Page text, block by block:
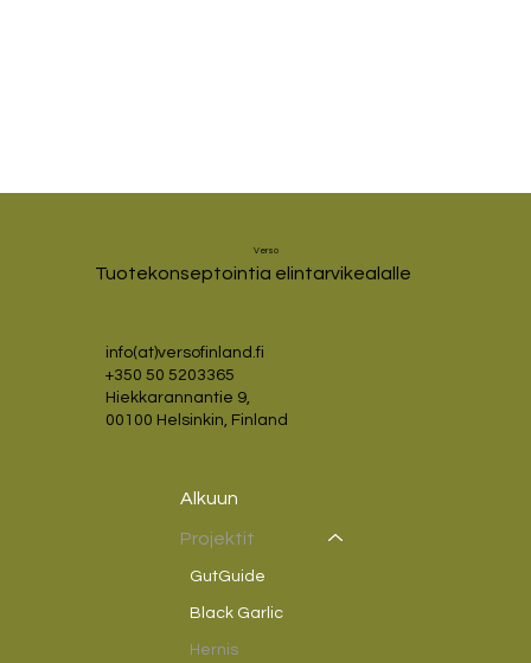
Alkuun
Projektit
GutGuide
Black Garlic
Hernis
info(at)versofinland.fi
+350 50 5203365
Hiekkarannantie 9,
00100 Helsinkin, Finland
Verso
Tuotekonseptointia elintarvikealalle